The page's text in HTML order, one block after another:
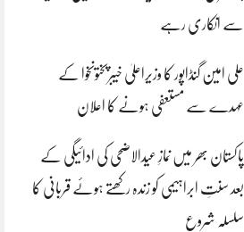
سے انکاری رہے
علی امین گنڈاپور کا وزیراعلیٰ خیبرپختونخوا کے
عہدے سے مستعفی ہونے کا اعلان
پاکستان بھر میں نمازِ عیدالاضحی کی ادائیگی کے
بعد سنتِ ابراہیمی کو زندہ رکھتے ہوئے قربانی کا
سلسلہ شروع